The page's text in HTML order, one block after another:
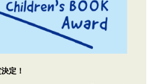
定！